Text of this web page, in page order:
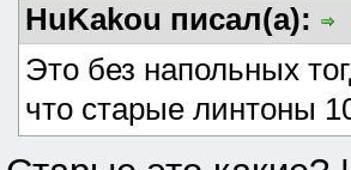
HuKakou писал(а):
Это без напольных
что старые линтоны